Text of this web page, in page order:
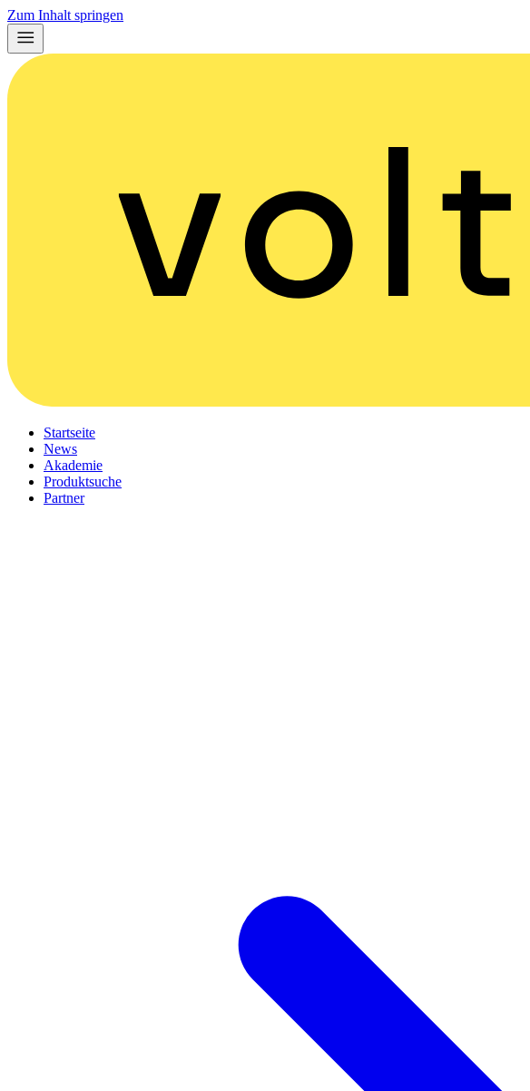
Zum Inhalt springen
Startseite
News
Akademie
Produktsuche
Partner